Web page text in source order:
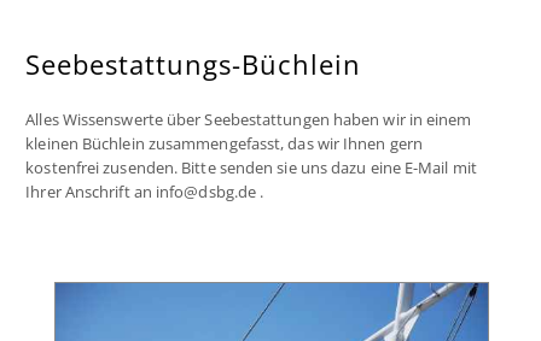
Seebestattungs-Büchlein
Alles Wissenswerte über Seebestattungen haben wir in einem
kleinen Büchlein zusammengefasst, das wir Ihnen gern
kostenfrei zusenden. Bitte senden sie uns dazu eine E-Mail mit
Ihrer Anschrift an info@dsbg.de .